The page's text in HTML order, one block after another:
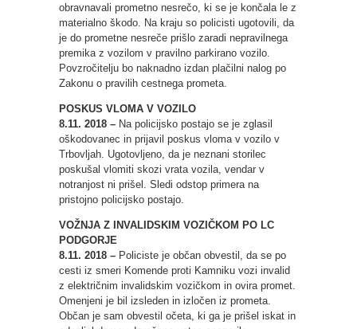
obravnavali prometno nesrečo, ki se je končala le z
materialno škodo. Na kraju so policisti ugotovili, da
je do prometne nesreče prišlo zaradi nepravilnega
premika z vozilom v pravilno parkirano vozilo.
Povzročitelju bo naknadno izdan plačilni nalog po
Zakonu o pravilih cestnega prometa.
POSKUS VLOMA V VOZILO
8.11. 2018 – Na policijsko postajo se je zglasil
oškodovanec in prijavil poskus vloma v vozilo v
Trbovljah. Ugotovljeno, da je neznani storilec
poskušal vlomiti skozi vrata vozila, vendar v
notranjost ni prišel. Sledi odstop primera na
pristojno policijsko postajo.
VOŽNJA Z INVALIDSKIM VOZIČKOM PO LC
PODGORJE
8.11. 2018 – Policiste je občan obvestil, da se po
cesti iz smeri Komende proti Kamniku vozi invalid
z električnim invalidskim vozičkom in ovira promet.
Omenjeni je bil izsleden in izločen iz prometa.
Občan je sam obvestil očeta, ki ga je prišel iskat in